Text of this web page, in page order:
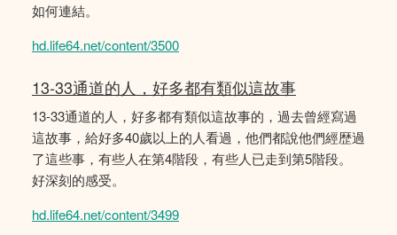
如何連結。
hd.life64.net/content/3500
13-33通道的人，好多都有類似這故事
13-33通道的人，好多都有類似這故事的，過去曾經寫過
這故事，給好多40歲以上的人看過，他們都說他們經歴過
了這些事，有些人在第4階段，有些人已走到第5階段。
好深刻的感受。
hd.life64.net/content/3499